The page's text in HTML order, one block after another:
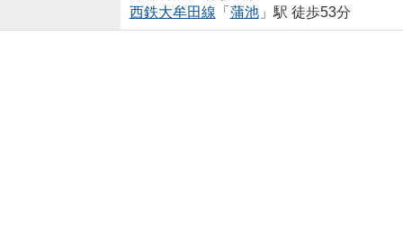
西鉄大牟田線 「 蒲池」駅 徒歩53分